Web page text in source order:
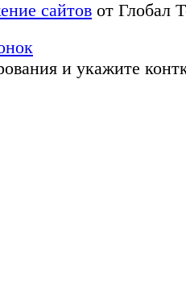
сайтов от Глобал
и укажите